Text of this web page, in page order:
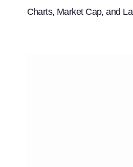
Charts, Market Cap, and